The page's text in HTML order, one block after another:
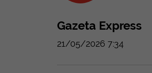
Gazeta Express
21/05/2026 7:34